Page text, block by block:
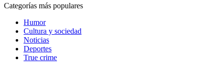
Categorías más populares
Humor
Cultura y sociedad
Noticias
Deportes
True crime